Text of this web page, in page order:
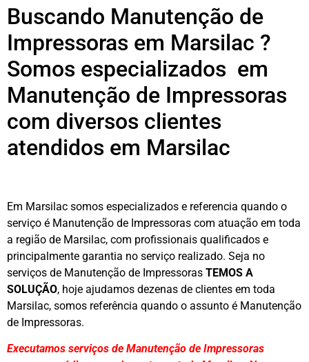
Buscando Manutenção de
Impressoras em Marsilac ?
Somos especializados em
Manutenção de Impressoras
com diversos clientes
atendidos em Marsilac
Em Marsilac somos especializados e referencia quando o
serviço é Manutenção de Impressoras com atuação em toda
a região de Marsilac, com profissionais qualificados e
principalmente garantia no serviço realizado. Seja no
serviços de Manutenção de Impressoras TEMOS A
SOLUÇÃO, hoje ajudamos dezenas de clientes em toda
Marsilac, somos referência quando o assunto é Manutenção
de Impressoras.
Executamos serviços de Manutenção de Impressoras